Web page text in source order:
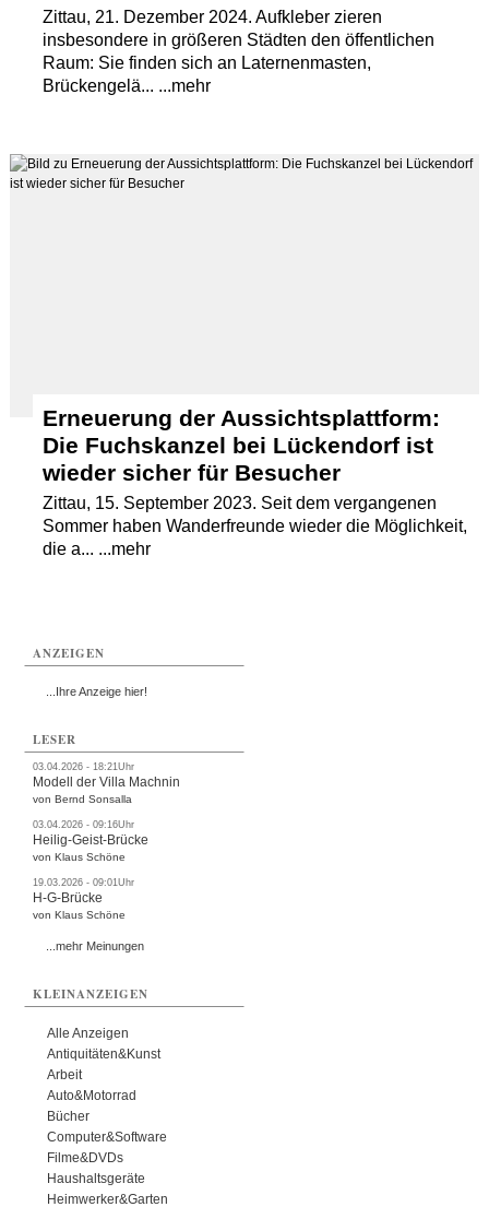
Zittau, 21. Dezember 2024. Aufkleber zieren
insbesondere in größeren Städten den öffentlichen
Raum: Sie finden sich an Laternenmasten,
Brückengelä... ...mehr
Erneuerung der Aussichtsplattform:
Die Fuchskanzel bei Lückendorf ist
wieder sicher für Besucher
Zittau, 15. September 2023. Seit dem vergangenen
Sommer haben Wanderfreunde wieder die Möglichkeit,
die a... ...mehr
ANZEIGEN
...Ihre Anzeige hier!
LESER
03.04.2026 - 18:21Uhr
Modell der Villa Machnin
von Bernd Sonsalla
03.04.2026 - 09:16Uhr
Heilig-Geist-Brücke
von Klaus Schöne
19.03.2026 - 09:01Uhr
H-G-Brücke
von Klaus Schöne
...mehr Meinungen
KLEINANZEIGEN
Alle Anzeigen
Antiquitäten&Kunst
Arbeit
Auto&Motorrad
Bücher
Computer&Software
Filme&DVDs
Haushaltsgeräte
Heimwerker&Garten